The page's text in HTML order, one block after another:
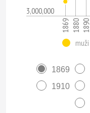
3,000,000
1869 1880 1890
muži
1869
1910